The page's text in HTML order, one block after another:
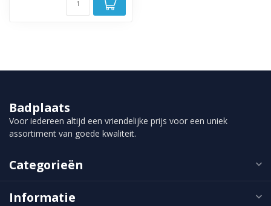
Badplaats
Voor iedereen altijd een vriendelijke prijs voor een uniek
assortiment van goede kwaliteit.
Categorieën
Informatie